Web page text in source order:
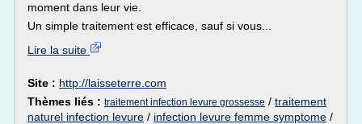
moment dans leur vie.
Un simple traitement est efficace, sauf si vous...
Lire la suite
Site : http://laisseterre.com
Thèmes liés : traitement infection levure grossesse / traitement
naturel infection levure / infection levure femme symptome /